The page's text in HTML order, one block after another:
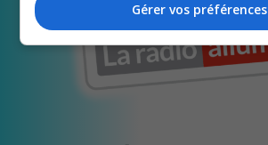
Gérer vos préférences